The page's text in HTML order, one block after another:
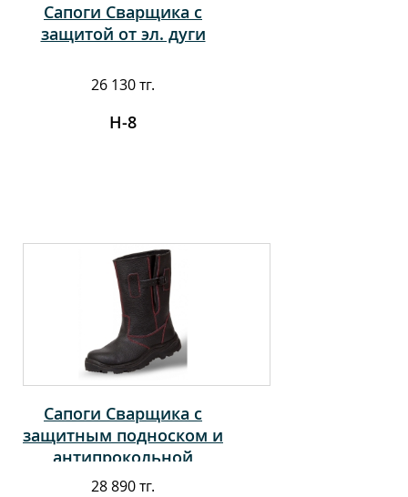
Сапоги Сварщика с
защитой от эл. дуги
26 130 тг.
Н-8
Сапоги Сварщика с
защитным подноском и
антипрокольной
стелькой
28 890 тг.